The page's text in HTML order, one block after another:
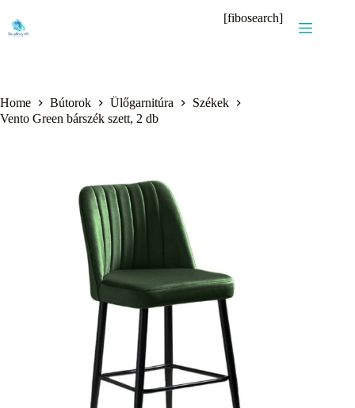
content
[fibosearch]
Home Bútorok Ülőgarnitúra
Székek
Vento Green bárszék szett, 2 db